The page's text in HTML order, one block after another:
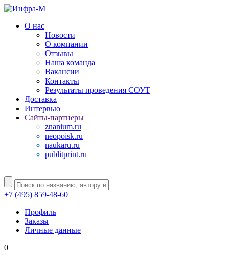
О нас
Новости
О компании
Отзывы
Наша команда
Вакансии
Контакты
Результаты проведения СОУТ
Доставка
Интервью
Сайты-партнеры
znanium.ru
neopoisk.ru
naukaru.ru
publitprint.ru
+7 (495) 859-48-60
Профиль
Заказы
Личные данные
0